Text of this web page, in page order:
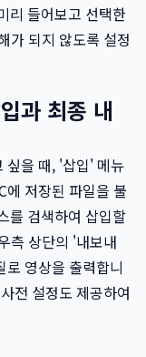
리 들어보고 선택한
가 되지 않도록 설정
과 최종 내
싶을 때, '삽입' 메뉴
저장된 파일을 불
를 검색하여 삽입할
측 상단의 '내보내
영상을 출력합니
전 설정도 제공하여